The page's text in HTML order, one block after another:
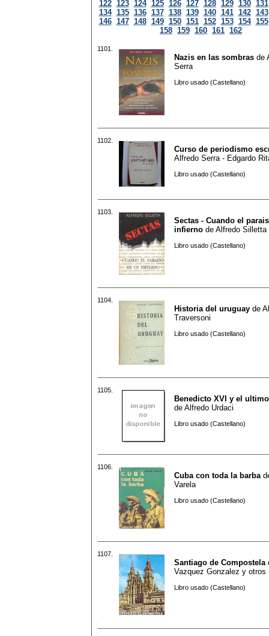
122 123 124 125 126 127 128 129 130 131
134 135 136 137 138 139 140 141 142 143
146 147 148 149 150 151 152 153 154 155
158 159 160 161 162
1101.
Nazis en las sombras de
Serra
Libro usado (Castellano)
1102.
Curso de periodismo
Alfredo Serra - Edgardo
Libro usado (Castellano)
1103.
Sectas - Cuando el
infierno de Alfredo Silletta
Libro usado (Castellano)
1104.
Historia del uruguay de
Traversoni
Libro usado (Castellano)
1105.
Benedicto XVI y el
de Alfredo Urdaci
Libro usado (Castellano)
1106.
Cuba con toda la barba
Varela
Libro usado (Castellano)
1107.
Santiago de Compostela
Vazquez Gonzalez y otros
Libro usado (Castellano)